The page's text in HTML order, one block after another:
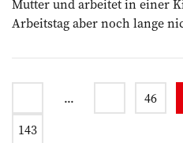
Mutter und arbeitet in einer
Arbeitstag aber noch lange
... 46
143